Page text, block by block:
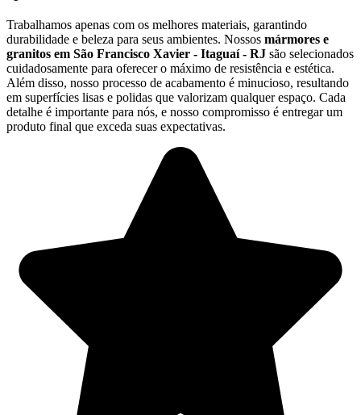
Trabalhamos apenas com os melhores materiais, garantindo
durabilidade e beleza para seus ambientes. Nossos mármores e
granitos em São Francisco Xavier - Itaguaí - RJ são selecionados
cuidadosamente para oferecer o máximo de resistência e estética.
Além disso, nosso processo de acabamento é minucioso, resultando
em superfícies lisas e polidas que valorizam qualquer espaço. Cada
detalhe é importante para nós, e nosso compromisso é entregar um
produto final que exceda suas expectativas.